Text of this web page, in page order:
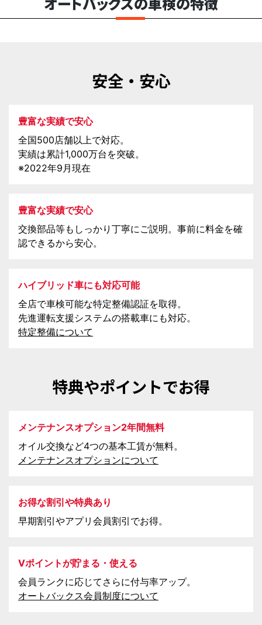
安全・安心
豊富な実績で安心
全国500店舗以上で対応。
実績は累計1,000万台を突破。
※2022年9月現在
豊富な実績で安心
交換部品等もしっかり丁寧にご説明。事前に料金を確
認できるから安心。
ハイブリッド車にも対応可能
全店で車検可能な特定整備認証を取得。
先進運転支援システムの搭載車にも対応。
特定整備について
特典やポイントでお得
メンテナンスオプション2年間無料
オイル交換など4つの基本工賃が無料。
メンテナンスオプションについて
お得な割引や特典あり
早期割引やアプリ会員割引でお得。
Vポイントが貯まる・使える
会員ランクに応じてさらに付与率アップ。
オートバックス会員制度について